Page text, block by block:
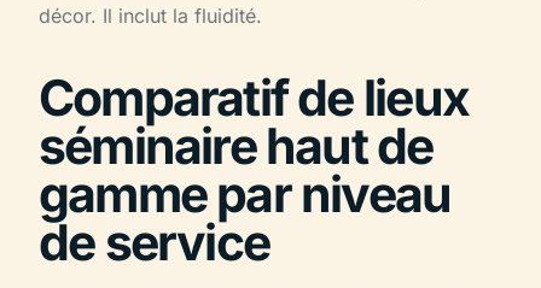
décor. Il inclut la fluidité.
Comparatif de lieux
séminaire haut de
gamme par niveau
de service